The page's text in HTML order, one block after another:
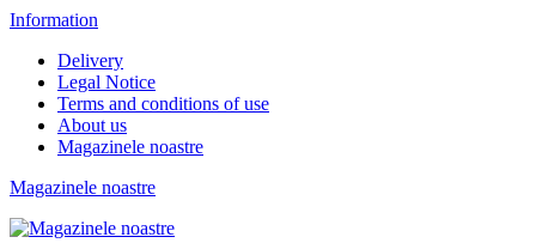
Information
Delivery
Legal Notice
Terms and conditions of use
About us
Magazinele noastre
Magazinele noastre